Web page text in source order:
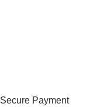
Secure Payment